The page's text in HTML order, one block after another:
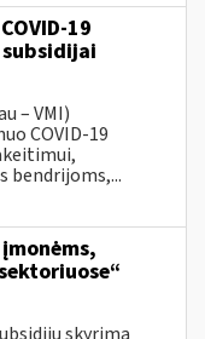
19
– VMI)
COVID-19
bendrijoms,...
skyrimą